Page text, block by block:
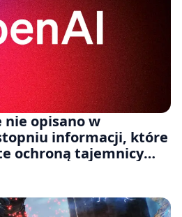
nie opisano w
informacji, które
ochroną tajemnicy
żąda odrzucenia